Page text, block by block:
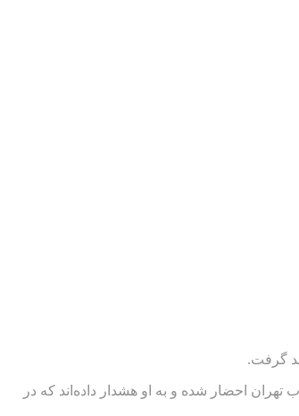
گرفت.
است که به اتهام «نشر اکاذیب به قصد تشویش اذهان عمومی و فعالیت تبلیغی علیه نظام» به شعبه ۲۸ دادگاه انقلاب تهران احضار شده و به او هشدار داده‌اند که در